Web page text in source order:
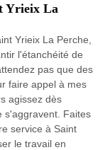
Yrieix La
Yrieix La Perche,
l'étanchéité de
pas que des
faire appel à mes
agissez dès
s'aggravent. Faites
service à Saint
le travail en